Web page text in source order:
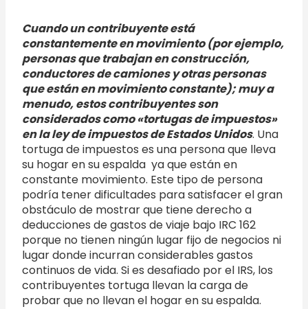
Cuando un contribuyente está
constantemente en movimiento (por ejemplo,
personas que trabajan en construcción,
conductores de camiones y otras personas
que están en movimiento constante); muy a
menudo, estos contribuyentes son
considerados como «tortugas de impuestos»
en la ley de impuestos de Estados Unidos. Una
tortuga de impuestos es una persona que lleva
su hogar en su espalda ya que están en
constante movimiento. Este tipo de persona
podría tener dificultades para satisfacer el gran
obstáculo de mostrar que tiene derecho a
deducciones de gastos de viaje bajo IRC 162
porque no tienen ningún lugar fijo de negocios ni
lugar donde incurran considerables gastos
continuos de vida. Si es desafiado por el IRS, los
contribuyentes tortuga llevan la carga de
probar que no llevan el hogar en su espalda.